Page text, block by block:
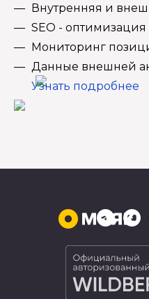
Внутренняя и
SEO - оптимизация
Мониторинг
Данные внешней
Узнать подробнее